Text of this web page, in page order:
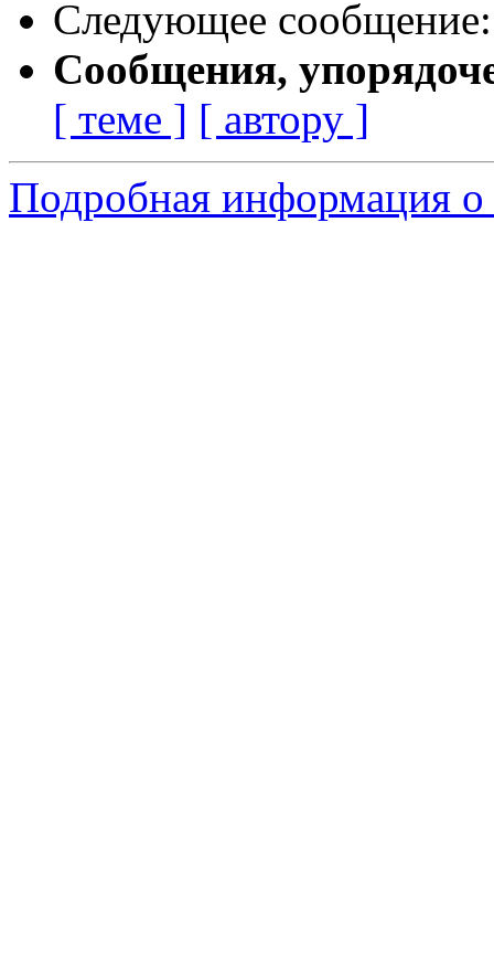
Следующее
Сообщения,
[ теме ] [ автору ]
Подробная информация о